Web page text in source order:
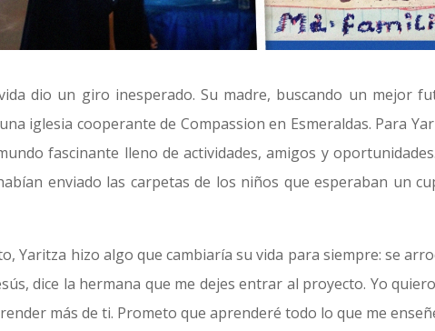
dio un giro inesperado. Su madre, buscando un mejor
iglesia cooperante de Compassion en Esmeraldas. Para
fascinante lleno de actividades, amigos y
enviado las carpetas de los niños que esperaban un
Yaritza hizo algo que cambiaría su vida para siempre: se
dice la hermana que me dejes entrar al proyecto. Yo
más de ti. Prometo que aprenderé todo lo que me